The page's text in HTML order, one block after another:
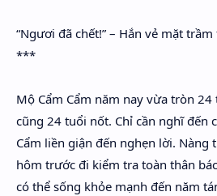
“Ngươi đã chết!” – Hắn vẻ mặt
***
Mộ Cẩm Cẩm năm nay vừa tròn
cũng 24 tuổi nốt. Chỉ cần nghĩ đến
Cẩm liền giận đến nghẹn lời. Nàng
hôm trước đi kiểm tra toàn thân
có thể sống khỏe mạnh đến năm